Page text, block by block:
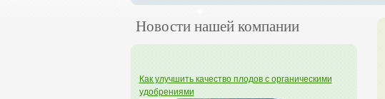
Новости нашей компании
Как улучшить качество плодов с органическими
удобрениями